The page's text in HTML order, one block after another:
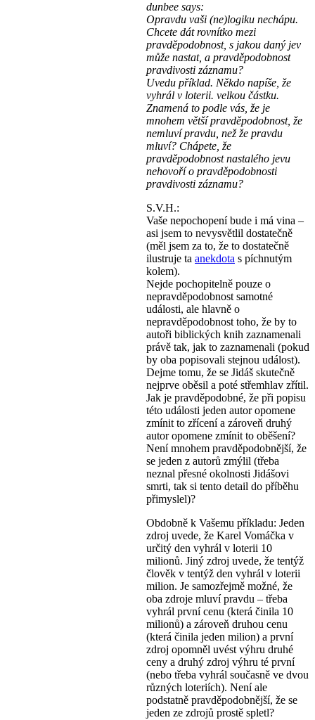
dunbee says:
Opravdu vaši (ne)logiku nechápu.
Chcete dát rovnítko mezi
pravděpodobnost, s jakou daný jev
může nastat, a pravděpodobnost
pravdivosti záznamu?
Uvedu příklad. Někdo napíše, že
vyhrál v loterii. velkou částku.
Znamená to podle vás, že je
mnohem větší pravděpodobnost, že
nemluví pravdu, než že pravdu
mluví? Chápete, že
pravděpodobnost nastalého jevu
nehovoří o pravděpodobnosti
pravdivosti záznamu?
S.V.H.:
Vaše nepochopení bude i má vina –
asi jsem to nevysvětlil dostatečně
(měl jsem za to, že to dostatečně
ilustruje ta anekdota s píchnutým
kolem).
Nejde pochopitelně pouze o
nepravděpodobnost samotné
události, ale hlavně o
nepravděpodobnost toho, že by to
autoři biblických knih zaznamenali
právě tak, jak to zaznamenali (pokud
by oba popisovali stejnou událost).
Dejme tomu, že se Jidáš skutečně
nejprve oběsil a poté střemhlav zřítil.
Jak je pravděpodobné, že při popisu
této události jeden autor opomene
zmínit to zřícení a zároveň druhý
autor opomene zmínit to oběšení?
Není mnohem pravděpodobnější, že
se jeden z autorů zmýlil (třeba
neznal přesné okolnosti Jidášovi
smrti, tak si tento detail do příběhu
přimyslel)?
Obdobně k Vašemu příkladu: Jeden
zdroj uvede, že Karel Vomáčka v
určitý den vyhrál v loterii 10
milionů. Jiný zdroj uvede, že tentýž
člověk v tentýž den vyhrál v loterii
milion. Je samozřejmě možné, že
oba zdroje mluví pravdu – třeba
vyhrál první cenu (která činila 10
milionů) a zároveň druhou cenu
(která činila jeden milion) a první
zdroj opomněl uvést výhru druhé
ceny a druhý zdroj výhru té první
(nebo třeba vyhrál současně ve dvou
různých loteriích). Není ale
podstatně pravděpodobnější, že se
jeden ze zdrojů prostě spletl?